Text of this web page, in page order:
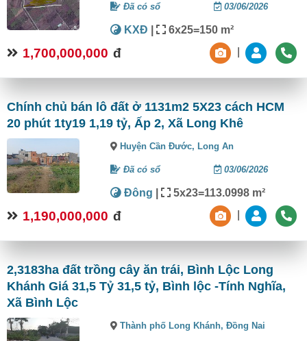
Đã có sổ 03/06/2026
KXĐ | 6x25=150 m²
1,700,000,000 đ
Chính chủ bán lô đất ở 1131m2 5X23 cách HCM
20 phút 1ty19 1,19 tỷ, Ấp 2, Xã Long Khê
Huyện Cần Đước,Long An
Đã có sổ 03/06/2026
Đông | 5x23=113.0998 m²
1,190,000,000 đ
2,3183ha đất trồng cây ăn trái, Bình Lộc Long
Khánh Giá 31,5 Tỷ 31,5 tỷ, Bình lộc -Tính Nghĩa,
Xã Bình Lộc
Thành phố Long Khánh,Đồng Nai